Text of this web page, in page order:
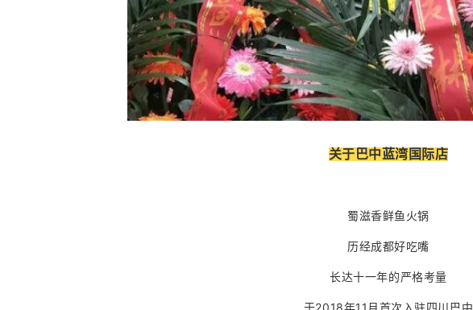
关于巴中蓝湾国际店
蜀滋香鲜鱼火锅
历经成都好吃嘴
长达十一年的严格考量
于2018年11月首次入驻四川巴中